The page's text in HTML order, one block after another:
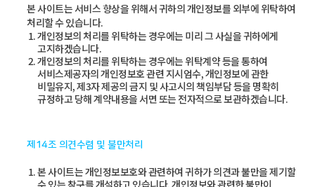
본 사이트는 서비스 향상을 위해서 귀하의 개인정보를 외부에 위탁하여
처리할 수 있습니다.
개인정보의 처리를 위탁하는 경우에는 미리 그 사실을 귀하에게
고지하겠습니다.
개인정보의 처리를 위탁하는 경우에는 위탁계약 등을 통하여
서비스제공자의 개인정보호 관련 지시엄수, 개인정보에 관한
비밀유지, 제3자 제공의 금지 및 사고시의 책임부담 등을 명확히
규정하고 당해 계약내용을 서면 또는 전자적으로 보관하겠습니다.
제14조 의견수렴 및 불만처리
본 사이트는 개인정보보호와 관련하여 귀하가 의견과 불만을 제기할
수 있는 창구를 개설하고 있습니다. 개인정보와 관련한 불만이